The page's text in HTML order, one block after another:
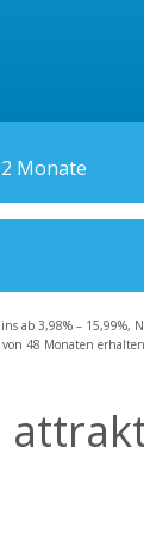
Monate
ab 3,98% –
48 Monaten